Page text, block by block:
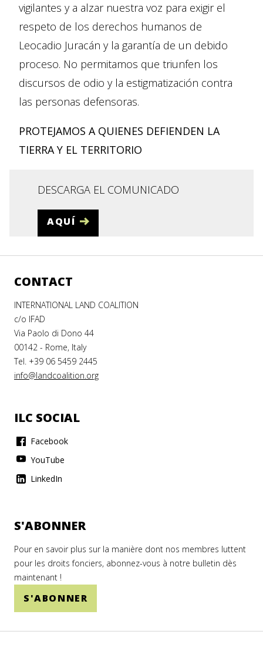
vigilantes y a alzar nuestra voz para exigir el
respeto de los derechos humanos de
Leocadio Juracán y la garantía de un debido
proceso. No permitamos que triunfen los
discursos de odio y la estigmatización contra
las personas defensoras.
PROTEJAMOS A QUIENES DEFIENDEN LA
TIERRA Y EL TERRITORIO
DESCARGA EL COMUNICADO
AQUÍ
CONTACT
INTERNATIONAL LAND COALITION
c/o IFAD
Via Paolo di Dono 44
00142 - Rome, Italy
Tel. +39 06 5459 2445
info@landcoalition.org
ILC SOCIAL
Facebook
YouTube
LinkedIn
S'ABONNER
Pour en savoir plus sur la manière dont nos membres luttent
pour les droits fonciers, abonnez-vous à notre bulletin dès
maintenant !
S'ABONNER